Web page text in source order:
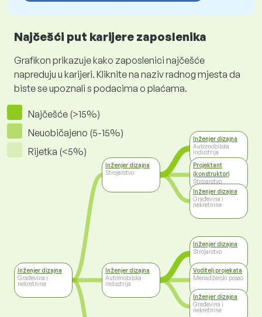
Najčešći put karijere zaposlenika
Grafikon prikazuje kako zaposlenici najčešće
napreduju u karijeri. Kliknite na naziv radnog mjesta da
biste se upoznali s podacima o plaćama.
Najčešće (>15%)
Neuobičajeno (5-15%)
Rijetka (<5%)
Inženjer dizajna
Građevina i
nekretnine
Inženjer dizajna
Strojarstvo
Inženjer dizajna
Automobilska
industrija
Inženjer dizajna
Automobilska
industrija
Projektant
(konstruktor)
Strojarstvo
Inženjer dizajna
Građevina i
nekretnine
Inženjer dizajna
Strojarstvo
Voditelj projekata
Menadžerski posao
Inženjer dizajna
Građevina i
nekretnine